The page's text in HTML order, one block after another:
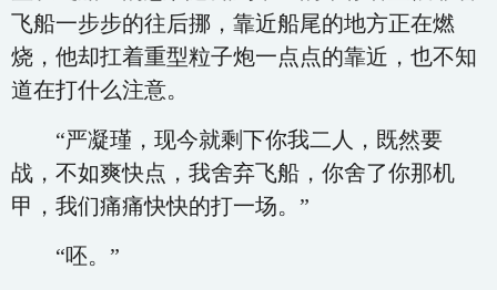
飞船一步步的往后挪，靠近船尾的地方正在燃
烧，他却扛着重型粒子炮一点点的靠近，也不知
道在打什么注意。
“严凝瑾，现今就剩下你我二人，既然要
战，不如爽快点，我舍弃飞船，你舍了你那机
甲，我们痛痛快快的打一场。”
“呸。”